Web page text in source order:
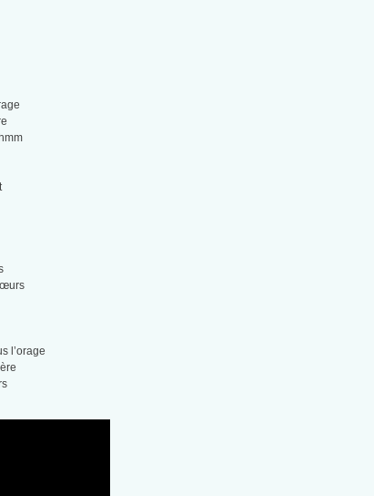
l’orage